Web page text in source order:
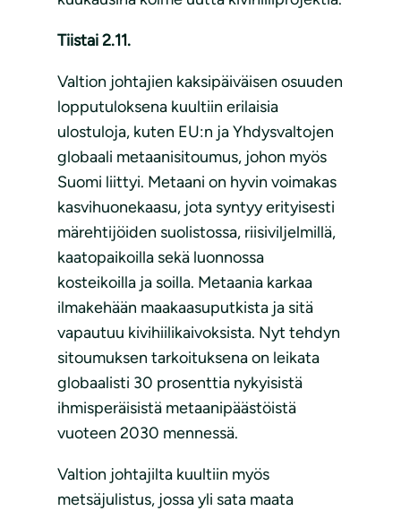
Tiistai 2.11.
Valtion johtajien kaksipäiväisen osuuden
lopputuloksena kuultiin erilaisia
ulostuloja, kuten EU:n ja Yhdysvaltojen
globaali metaanisitoumus, johon myös
Suomi liittyi. Metaani on hyvin voimakas
kasvihuonekaasu, jota syntyy erityisesti
märehtijöiden suolistossa, riisiviljelmillä,
kaatopaikoilla sekä luonnossa
kosteikoilla ja soilla. Metaania karkaa
ilmakehään maakaasuputkista ja sitä
vapautuu kivihiilikaivoksista. Nyt tehdyn
sitoumuksen tarkoituksena on leikata
globaalisti 30 prosenttia nykyisistä
ihmisperäisistä metaanipäästöistä
vuoteen 2030 mennessä.
Valtion johtajilta kuultiin myös
metsäjulistus, jossa yli sata maata